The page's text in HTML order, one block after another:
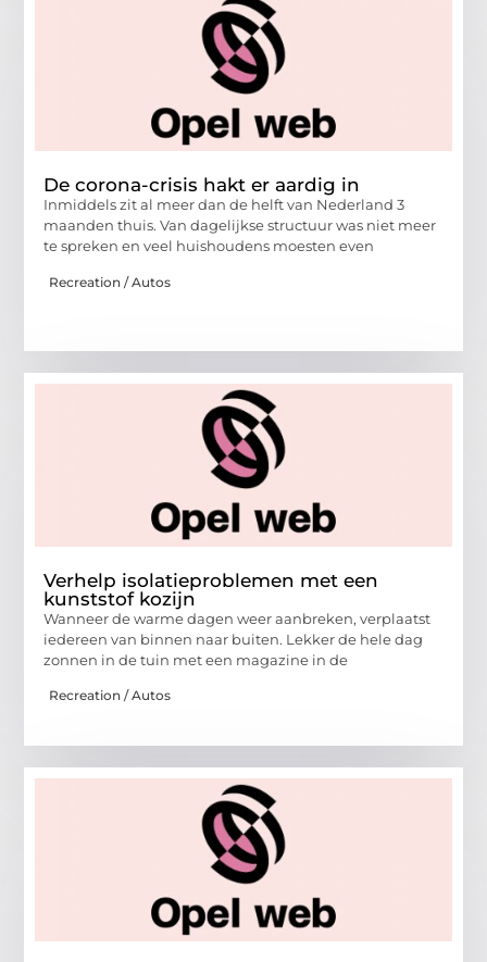
De corona-crisis hakt er aardig in
Inmiddels zit al meer dan de helft van Nederland 3
maanden thuis. Van dagelijkse structuur was niet meer
te spreken en veel huishoudens moesten even
Recreation / Autos
Verhelp isolatieproblemen met een
kunststof kozijn
Wanneer de warme dagen weer aanbreken, verplaatst
iedereen van binnen naar buiten. Lekker de hele dag
zonnen in de tuin met een magazine in de
Recreation / Autos